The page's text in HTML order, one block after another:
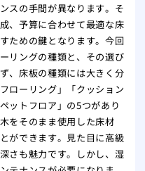
スの手間が異なります。そ
、予算に合わせて最適な床
ための鍵となります。今回
リングの種類と、その選び
、床板の種類には大きく分
ローリング」「クッション
ットフロア」の5つがあり
をそのまま使用した床材
ができます。見た目に高級
さも魅力です。しかし、湿